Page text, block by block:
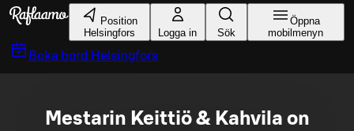
Gå till huvudinnehållet
Position
Helsingfors
Logga in Sök
Öppna
mobilmenyn
Boka bord Helsingfors
Mestarin Keittiö & Kahvila on